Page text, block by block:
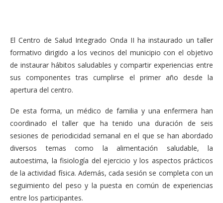
El Centro de Salud Integrado Onda II ha instaurado un taller
formativo dirigido a los vecinos del municipio con el objetivo
de instaurar hábitos saludables y compartir experiencias entre
sus componentes tras cumplirse el primer año desde la
apertura del centro.
De esta forma, un médico de familia y una enfermera han
coordinado el taller que ha tenido una duración de seis
sesiones de periodicidad semanal en el que se han abordado
diversos temas como la alimentación saludable, la
autoestima, la fisiología del ejercicio y los aspectos prácticos
de la actividad física. Además, cada sesión se completa con un
seguimiento del peso y la puesta en común de experiencias
entre los participantes.